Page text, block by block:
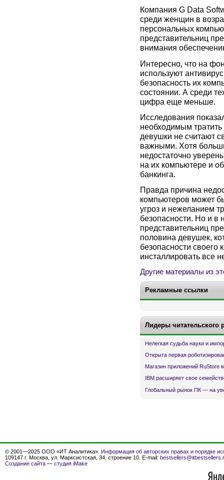
Компания G Data
среди женщин в
персональных
представительниц
внимания
Интересно, что на
используют
безопасность их
состоянии. А среди
цифра еще меньше.
Исследования
необходимым
девушки не считают
важными. Хотя
недостаточно
на их компьютере и
банкинга.
Правда причина
компьютеров может
угроз и нежеланием
безопасности. Но и в
представительниц
половина девушек,
безопасности своего
инсталлировать все
Другие материалы из
Рекламные ссылки
Лидеры читательского
Нелегкая судьба науки и
Открыта первая
Магазин приложений RuStore
IBM расширяет свое
Глобальный рынок ПК — на
© 2001—2025 ООО «ИТ Аналитика». Информация об авторских правах и порядке
109147 г. Москва, ул. Марксистская, 34, строение 10. E-mail:
Создание сайта — студия iMake